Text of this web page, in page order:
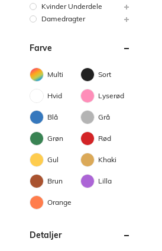
Kvinder Underdele
Damedragter
Farve
Multi Sort
Hvid Lyserød
Blå Grå
Grøn Rød
Gul Khaki
Brun Lilla
Orange
Detaljer